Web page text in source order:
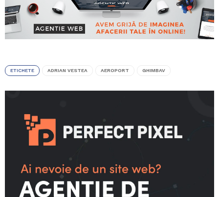
ETICHETE ADRIAN VESTEA AEROPORT GHIMBAV